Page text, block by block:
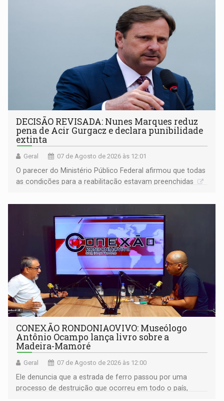
DECISÃO REVISADA: Nunes Marques reduz
pena de Acir Gurgacz e declara punibilidade
extinta
Geral 07 de Agosto de 2026 às 12:01
O parecer do Ministério Público Federal afirmou que todas
as condições para a reabilitação estavam preenchidas
CONEXÃO RONDONIAOVIVO: Museólogo
Antônio Ocampo lança livro sobre a
Madeira-Mamoré
Geral 07 de Agosto de 2026 às 12:00
Ele denuncia que a estrada de ferro passou por uma
processo de destruição que ocorreu em todo o país,